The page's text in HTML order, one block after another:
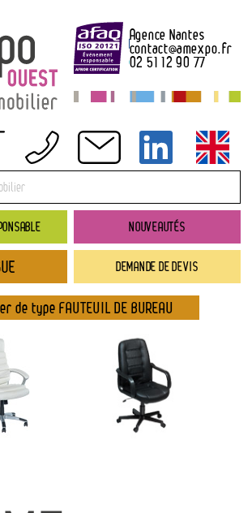
NOUVEAUTÉS
DEMANDE DE DEVIS
Agence Nantes
contact@amexpo.fr
02 51 12 90 77
de location
de type FAUTEUIL DE BUREAU